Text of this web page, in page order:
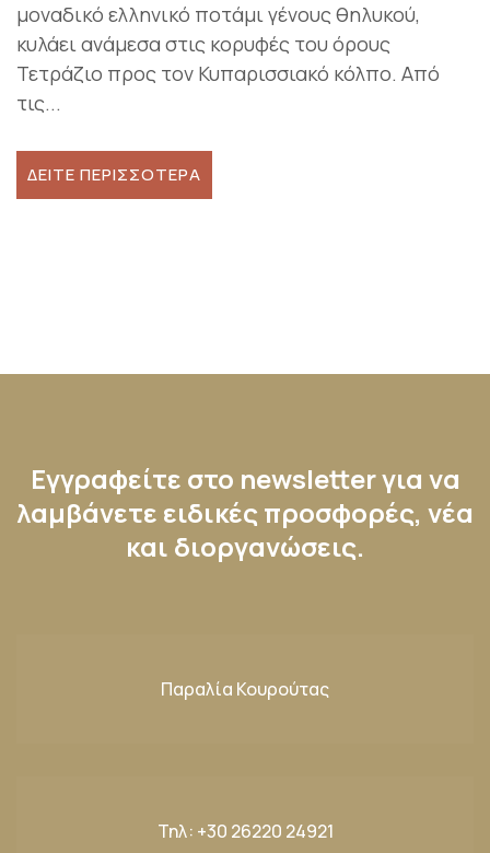
μοναδικό ελληνικό ποτάμι γένους θηλυκού,
κυλάει ανάμεσα στις κορυφές του όρους
Τετράζιο προς τον Κυπαρισσιακό κόλπο. Από
τις...
ΔΕΊΤΕ ΠΕΡΙΣΣΌΤΕΡΑ
Εγγραφείτε στο newsletter για να
λαμβάνετε ειδικές προσφορές, νέα
και διοργανώσεις.
Παραλία Κουρούτας
Τηλ: +30 26220 24921